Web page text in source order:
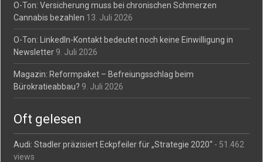
O-Ton: Versicherung muss bei chronischen Schmerzen
Cannabis bezahlen 13. Juli 2026
O-Ton: LinkedIn-Kontakt bedeutet noch keine Einwilligung in
Newsletter 9. Juli 2026
Magazin: Reformpaket – Befreiungsschlag beim
Bürokratieabbau? 9. Juli 2026
Oft gelesen
Audi: Stadler präzisiert Eckpfeiler für „Strategie 2020“ - 51.462
views